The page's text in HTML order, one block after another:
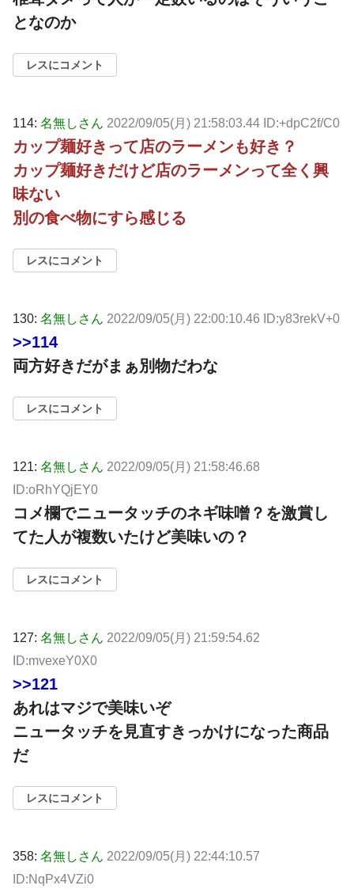
となのか
レスにコメント
114: 名無しさん 2022/09/05(月) 21:58:03.44 ID:+dpC2f/C0
カップ麺好きって店のラーメンも好き？
カップ麺好きだけど店のラーメンって全く興
味ない
別の食べ物にすら感じる
レスにコメント
130: 名無しさん 2022/09/05(月) 22:00:10.46 ID:y83rekV+0
>>114
両方好きだがまぁ別物だわな
レスにコメント
121: 名無しさん 2022/09/05(月) 21:58:46.68
ID:oRhYQjEY0
コメ欄でニュータッチのネギ味噌？を激賞し
てた人が複数いたけど美味いの？
レスにコメント
127: 名無しさん 2022/09/05(月) 21:59:54.62
ID:mvexeY0X0
>>121
あれはマジで美味いぞ
ニュータッチを見直すきっかけになった商品
だ
レスにコメント
358: 名無しさん 2022/09/05(月) 22:44:10.57
ID:NqPx4VZi0